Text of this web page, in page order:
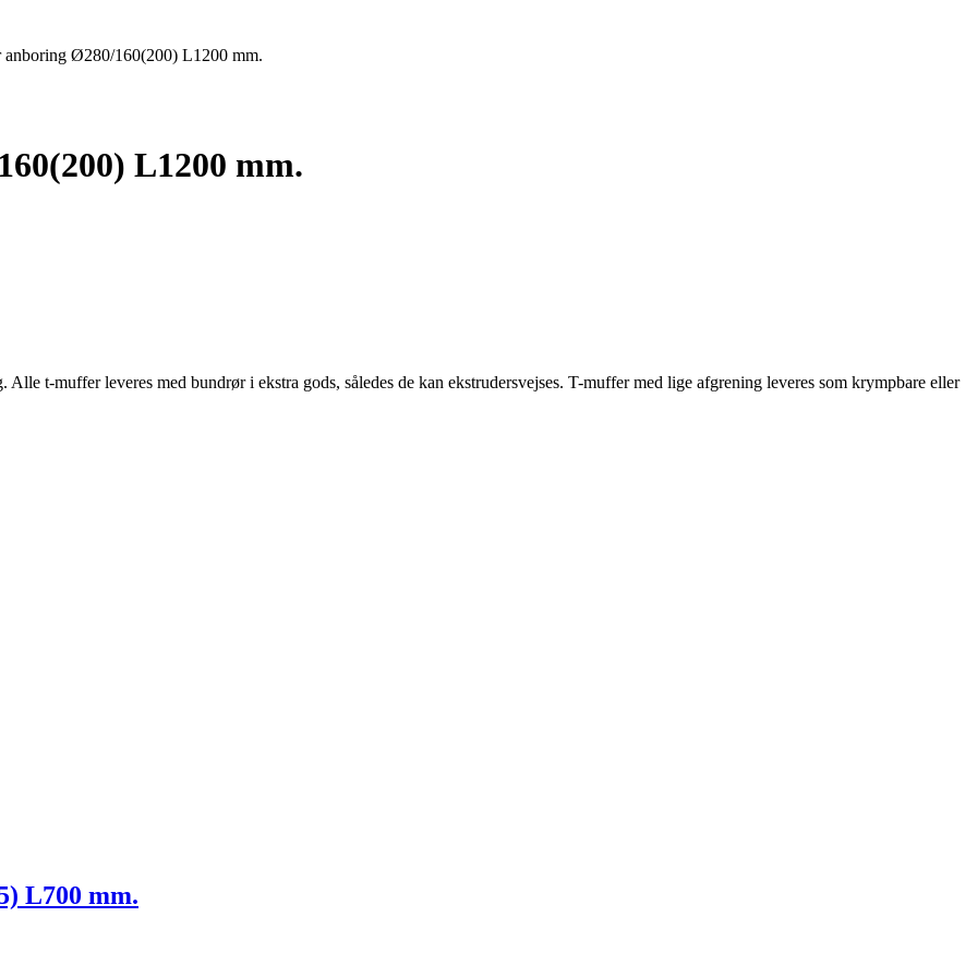
Ø280/160(200) L1200 mm.
L1200 mm.
t-muffer leveres med bundrør i ekstra gods, således de kan ekstrudersvejses. T-muffer med lige afgrening leveres som krympbare eller
L700 mm.